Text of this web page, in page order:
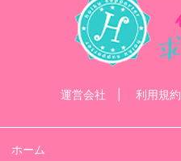
運営会社 利用規約
ホーム